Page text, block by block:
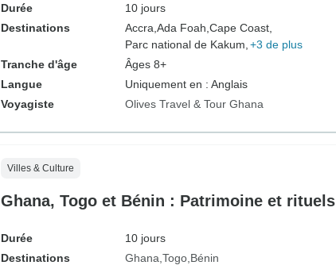
Durée
10 jours
Destinations
Accra, Ada Foah, Cape Coast,
Parc national de Kakum, +3 de plus
Tranche d'âge
Âges 8+
Langue
Uniquement en : Anglais
Voyagiste
Olives Travel & Tour Ghana
Villes & Culture
Ghana, Togo et Bénin : Patrimoine et rituels
Durée
10 jours
Destinations
Ghana Togo Bénin